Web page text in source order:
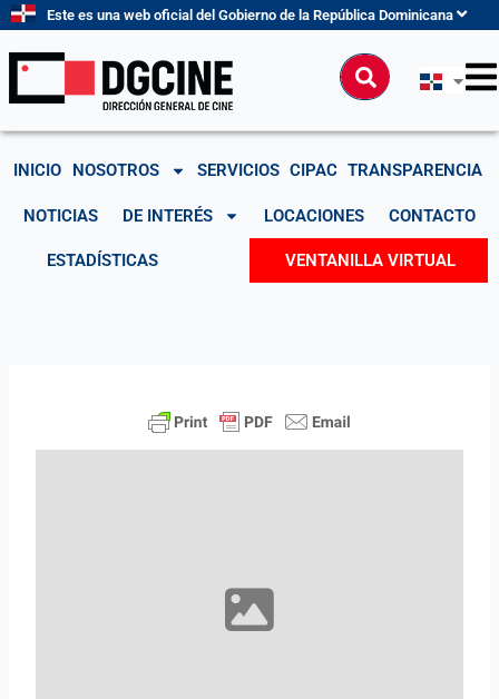
contenido
Este es una web oficial del Gobierno de la República Dominicana
Buscar
INICIO NOSOTROS SERVICIOS CIPAC TRANSPARENCIA
NOTICIAS DE INTERÉS LOCACIONES CONTACTO
ESTADÍSTICAS VENTANILLA VIRTUAL